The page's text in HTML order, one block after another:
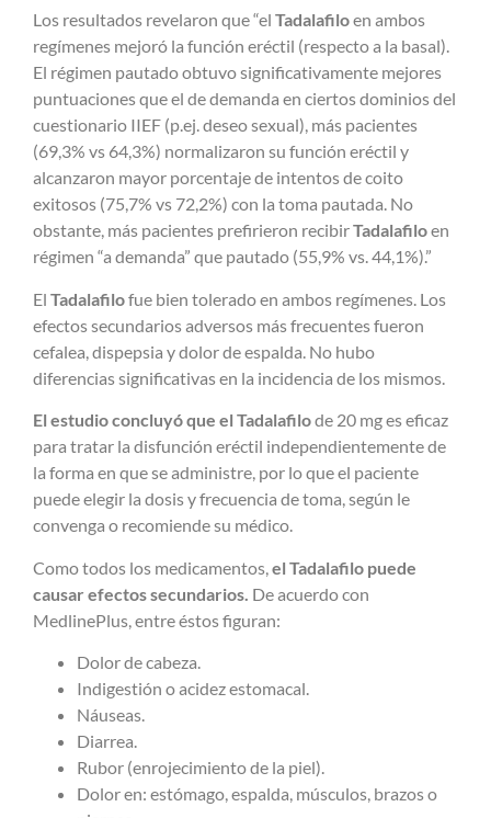
Los resultados revelaron que “el Tadalafiloen ambos
regímenes mejoró la función eréctil (respecto a la basal).
El régimen pautado obtuvo significativamente mejores
puntuaciones que el de demanda en ciertos dominios del
cuestionario IIEF (p.ej. deseo sexual), más pacientes
(69,3% vs 64,3%) normalizaron su función eréctil y
alcanzaron mayor porcentaje de intentos de coito
exitosos (75,7% vs 72,2%) con la toma pautada. No
obstante, más pacientes prefirieron recibirTadalafiloen
régimen “a demanda” que pautado (55,9% vs. 44,1%).”
El Tadalafilofue bien tolerado en ambos regímenes. Los
efectos secundarios adversos más frecuentes fueron
cefalea, dispepsia y dolor de espalda. No hubo
diferencias significativas en la incidencia de los mismos.
El estudio concluyó que el Tadalafilode 20 mg es eficaz
para tratar la disfunción eréctil independientemente de
la forma en que se administre, por lo que el paciente
puede elegir la dosis y frecuencia de toma, según le
convenga o recomiende su médico.
Como todos los medicamentos, el Tadalafilo puede
causar efectos secundarios. De acuerdo con
MedlinePlus, entre éstos figuran:
Dolor de cabeza.
Indigestión o acidez estomacal.
Náuseas.
Diarrea.
Rubor (enrojecimiento de la piel).
Dolor en: estómago, espalda, músculos, brazos o